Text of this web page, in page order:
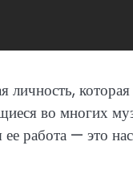
личность,
во многих
работа — это